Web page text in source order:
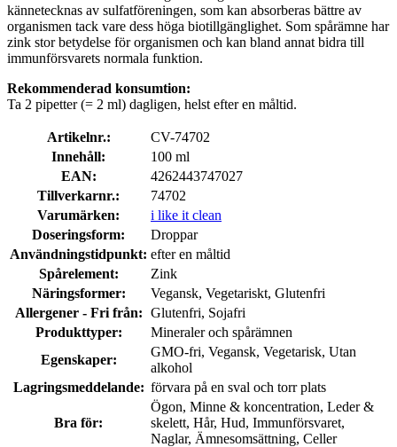
kännetecknas av sulfatföreningen, som kan absorberas bättre av
organismen tack vare dess höga biotillgänglighet. Som spårämne har
zink stor betydelse för organismen och kan bland annat bidra till
immunförsvarets normala funktion.
Rekommenderad konsumtion:
Ta 2 pipetter (= 2 ml) dagligen, helst efter en måltid.
Artikelnr.:
CV-74702
Innehåll:
100 ml
EAN:
4262443747027
Tillverkarnr.:
74702
Varumärken:
i like it clean
Doseringsform:
Droppar
Användningstidpunkt: efter en måltid
Spårelement:
Zink
Näringsformer:
Vegansk, Vegetariskt, Glutenfri
Allergener - Fri från: Glutenfri, Sojafri
Produkttyper:
Mineraler och spårämnen
Egenskaper:
GMO-fri, Vegansk, Vegetarisk, Utan
alkohol
Lagringsmeddelande: förvara på en sval och torr plats
Bra för:
Ögon, Minne & koncentration, Leder &
skelett, Hår, Hud, Immunförsvaret,
Naglar, Ämnesomsättning, Celler